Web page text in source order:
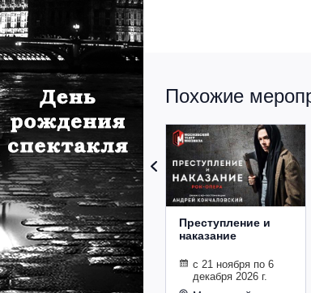
Похожие
Преступление и
наказание
с 21 ноября по 6
декабря 2026 г.